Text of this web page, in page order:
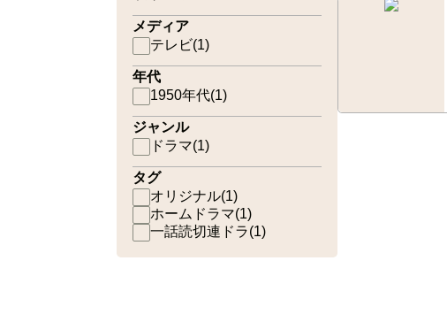
メディア
テレビ(1)
年代
1950年代(1)
ジャンル
ドラマ(1)
タグ
オリジナル(1)
ホームドラマ(1)
一話読切連ドラ(1)